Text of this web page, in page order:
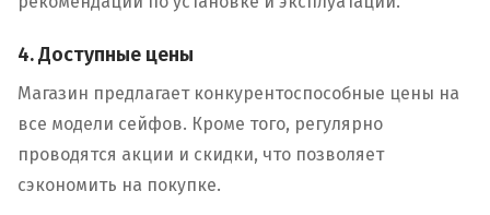
4. Доступные цены
Магазин предлагает конкурентоспособные цены на
все модели сейфов. Кроме того, регулярно
проводятся акции и скидки, что позволяет
сэкономить на покупке.